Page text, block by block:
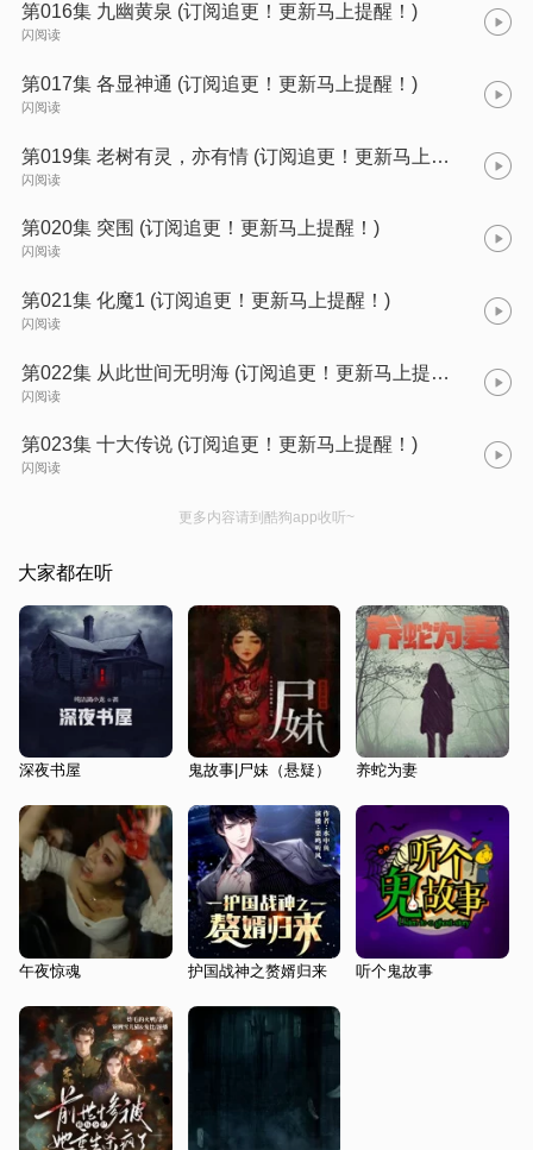
第016集 九幽黄泉 (订阅追更！更新马上提醒！)
闪阅读
第017集 各显神通 (订阅追更！更新马上提醒！)
闪阅读
第019集 老树有灵，亦有情 (订阅追更！更新马上提醒！)
闪阅读
第020集 突围 (订阅追更！更新马上提醒！)
闪阅读
第021集 化魔1 (订阅追更！更新马上提醒！)
闪阅读
第022集 从此世间无明海 (订阅追更！更新马上提醒！)
闪阅读
第023集 十大传说 (订阅追更！更新马上提醒！)
闪阅读
更多内容请到酷狗app收听~
大家都在听
深夜书屋 鬼故事|尸妹（悬疑） 养蛇为妻
午夜惊魂 护国战神之赘婿归来 听个鬼故事